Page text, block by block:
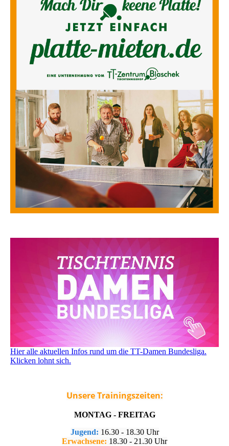
Hier alle aktuellen Infos rund um die TT-Damen Bundesliga.
Klicken lohnt sich.
Unsere Trainingszeiten:
MONTAG - FREITAG
Jugend: 16.30 - 18.30 Uhr
Erwachsene: 18.30 - 21.30 Uhr